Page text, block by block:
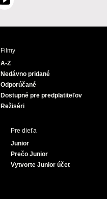
Y
u
e
Filmy
A-Z
Nedávno pridané
Odporúčané
Dostupné pre predplatiteľov
Režiséri
Pre dieťa
Junior
Prečo Junior
Vytvorte Junior účet